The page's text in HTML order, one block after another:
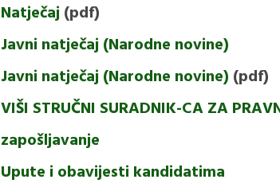
Natječaj (pdf)
Javni natječaj (Narodne novine)
Javni natječaj (Narodne novine) (pdf)
VIŠI STRUČNI SURADNIK-CA ZA
zapošljavanje
Upute i obavijesti kandidatima